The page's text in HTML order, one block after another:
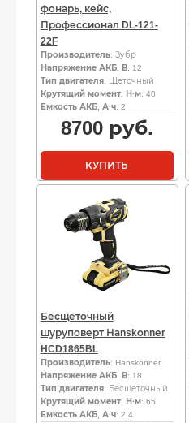
фонарь, кейс,
Профессионал DL-121-
22F
Производитель: Зубр
Напряжение АКБ, В: 12
Тип двигателя: Щеточный
Крутящий момент, Н·м: 40
Емкость АКБ, А·ч: 2
8700руб.
КУПИТЬ
Бесщеточный
шуруповерт Наnskоnnеr
HCD1865BL
Производитель: Hanskonner
Напряжение АКБ, В: 18
Тип двигателя: Бесщеточный
Крутящий момент, Н·м: 65
Емкость АКБ, А·ч: 2.4